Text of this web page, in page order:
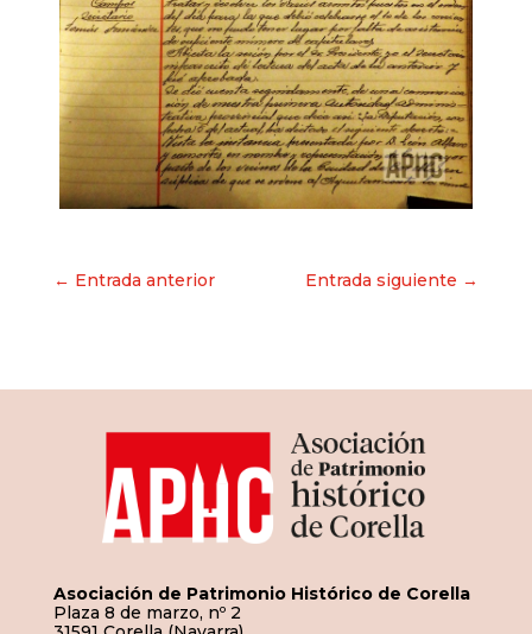
Navegación
← Entrada anterior Entrada siguiente →
Asociación de Patrimonio Histórico de Corella
Plaza 8 de marzo, nº 2